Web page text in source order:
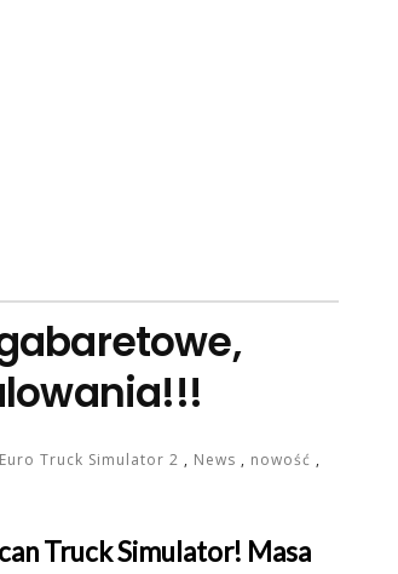
Euro Truck Simulator 2 , News , nowość ,
Truck Simulator! Masa